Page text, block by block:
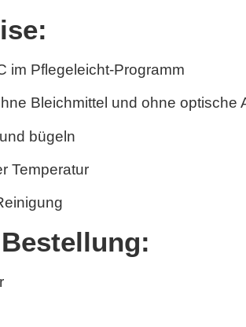
im Pflegeleicht-Programm
Bleichmittel und ohne optische
bügeln
Temperatur